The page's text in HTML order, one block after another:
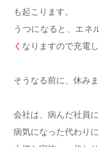
も起こります。
うつになると、エネ
く なりますので充電
そうなる前に、休みま
会社は、病んだ社員
病気になった代わり